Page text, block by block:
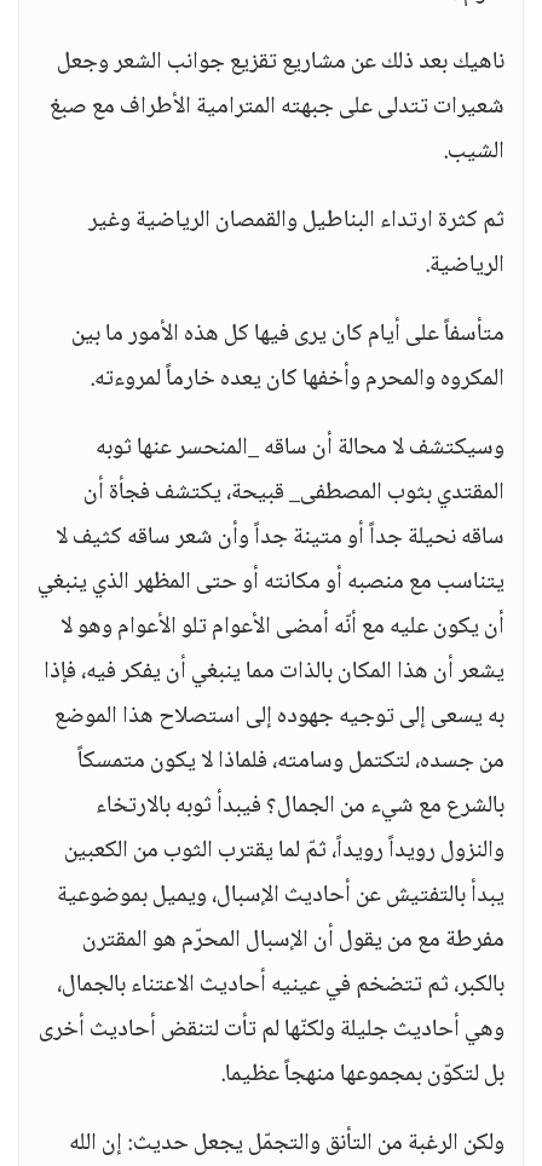
ناهيك بعد ذلك عن مشاريع تقزيع جوانب الشعر وجعل
شعيرات تتدلى على جبهته المترامية الأطراف مع صبغ
الشيب.
ثم كثرة ارتداء البناطيل والقمصان الرياضية وغير
الرياضية.
متأسفاً على أيام كان يرى فيها كل هذه الأمور ما بين
المكروه والمحرم وأخفها كان يعده خارماً لمروءته.
وسيكتشف لا محالة أن ساقه _المنحسر عنها ثوبه
المقتدي بثوب المصطفى_ قبيحة، يكتشف فجأة أن
ساقه نحيلة جداً أو متينة جداً وأن شعر ساقه كثيف لا
يتناسب مع منصبه أو مكانته أو حتى المظهر الذي ينبغي
أن يكون عليه مع أنّه أمضى الأعوام تلو الأعوام وهو لا
يشعر أن هذا المكان بالذات مما ينبغي أن يفكر فيه، فإذا
به يسعى إلى توجيه جهوده إلى استصلاح هذا الموضع
من جسده، لتكتمل وسامته، فلماذا لا يكون متمسكاً
بالشرع مع شيء من الجمال؟ فيبدأ ثوبه بالارتخاء
والنزول رويداً رويداً، ثمّ لما يقترب الثوب من الكعبين
يبدأ بالتفتيش عن أحاديث الإسبال، ويميل بموضوعية
مفرطة مع من يقول أن الإسبال المحرّم هو المقترن
بالكبر، ثم تتضخم في عينيه أحاديث الاعتناء بالجمال،
وهي أحاديث جليلة ولكنّها لم تأت لتنقض أحاديث أخرى
بل لتكوّن بمجموعها منهجاً عظيما.
ولكن الرغبة من التأنق والتجمّل يجعل حديث: إن الله